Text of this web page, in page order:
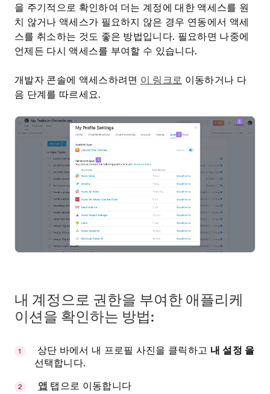
을 주기적으로 확인하여 더는 계정에 대한 액세스를 원
치 않거나 액세스가 필요하지 않은 경우 연동에서 액세
스를 취소하는 것도 좋은 방법입니다. 필요하면 나중에
언제든 다시 액세스를 부여할 수 있습니다.
개발자 콘솔에 액세스하려면 이 링크로 이동하거나 다
음 단계를 따르세요.
내 계정으로 권한을 부여한 애플리케
이션을 확인하는 방법:
상단 바에서 내 프로필 사진을 클릭하고 내 설정 을
선택합니다.
앱 탭으로 이동합니다